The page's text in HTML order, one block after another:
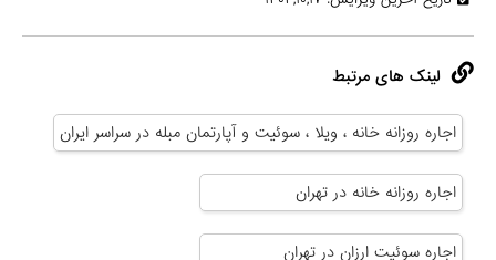
لینک های مرتبط
اجاره روزانه خانه ، ویلا ، سوئیت و آپارتمان مبله در سراسر ایران
اجاره روزانه خانه در تهران
اجاره سوئیت ارزان در تهران